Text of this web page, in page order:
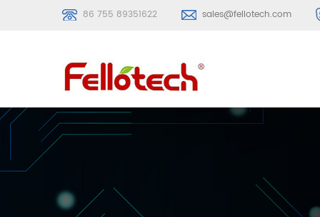
86 755 89351622 sales@fellotech.com